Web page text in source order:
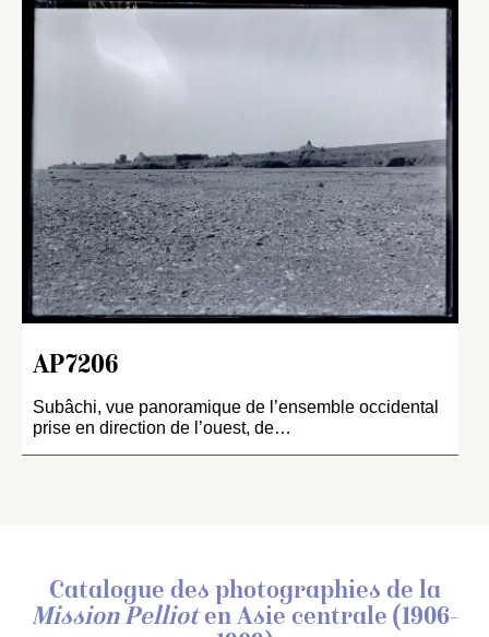
AP7206
Subâchi, vue panoramique de l’ensemble occidental
prise en direction de l’ouest, de…
Catalogue des photographies de la
Mission Pellioten Asie centrale (1906-